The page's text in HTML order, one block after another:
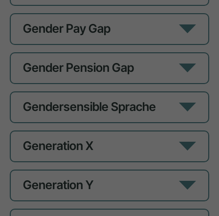
Gender Pay Gap
Gender Pension Gap
Gendersensible Sprache
Generation X
Generation Y